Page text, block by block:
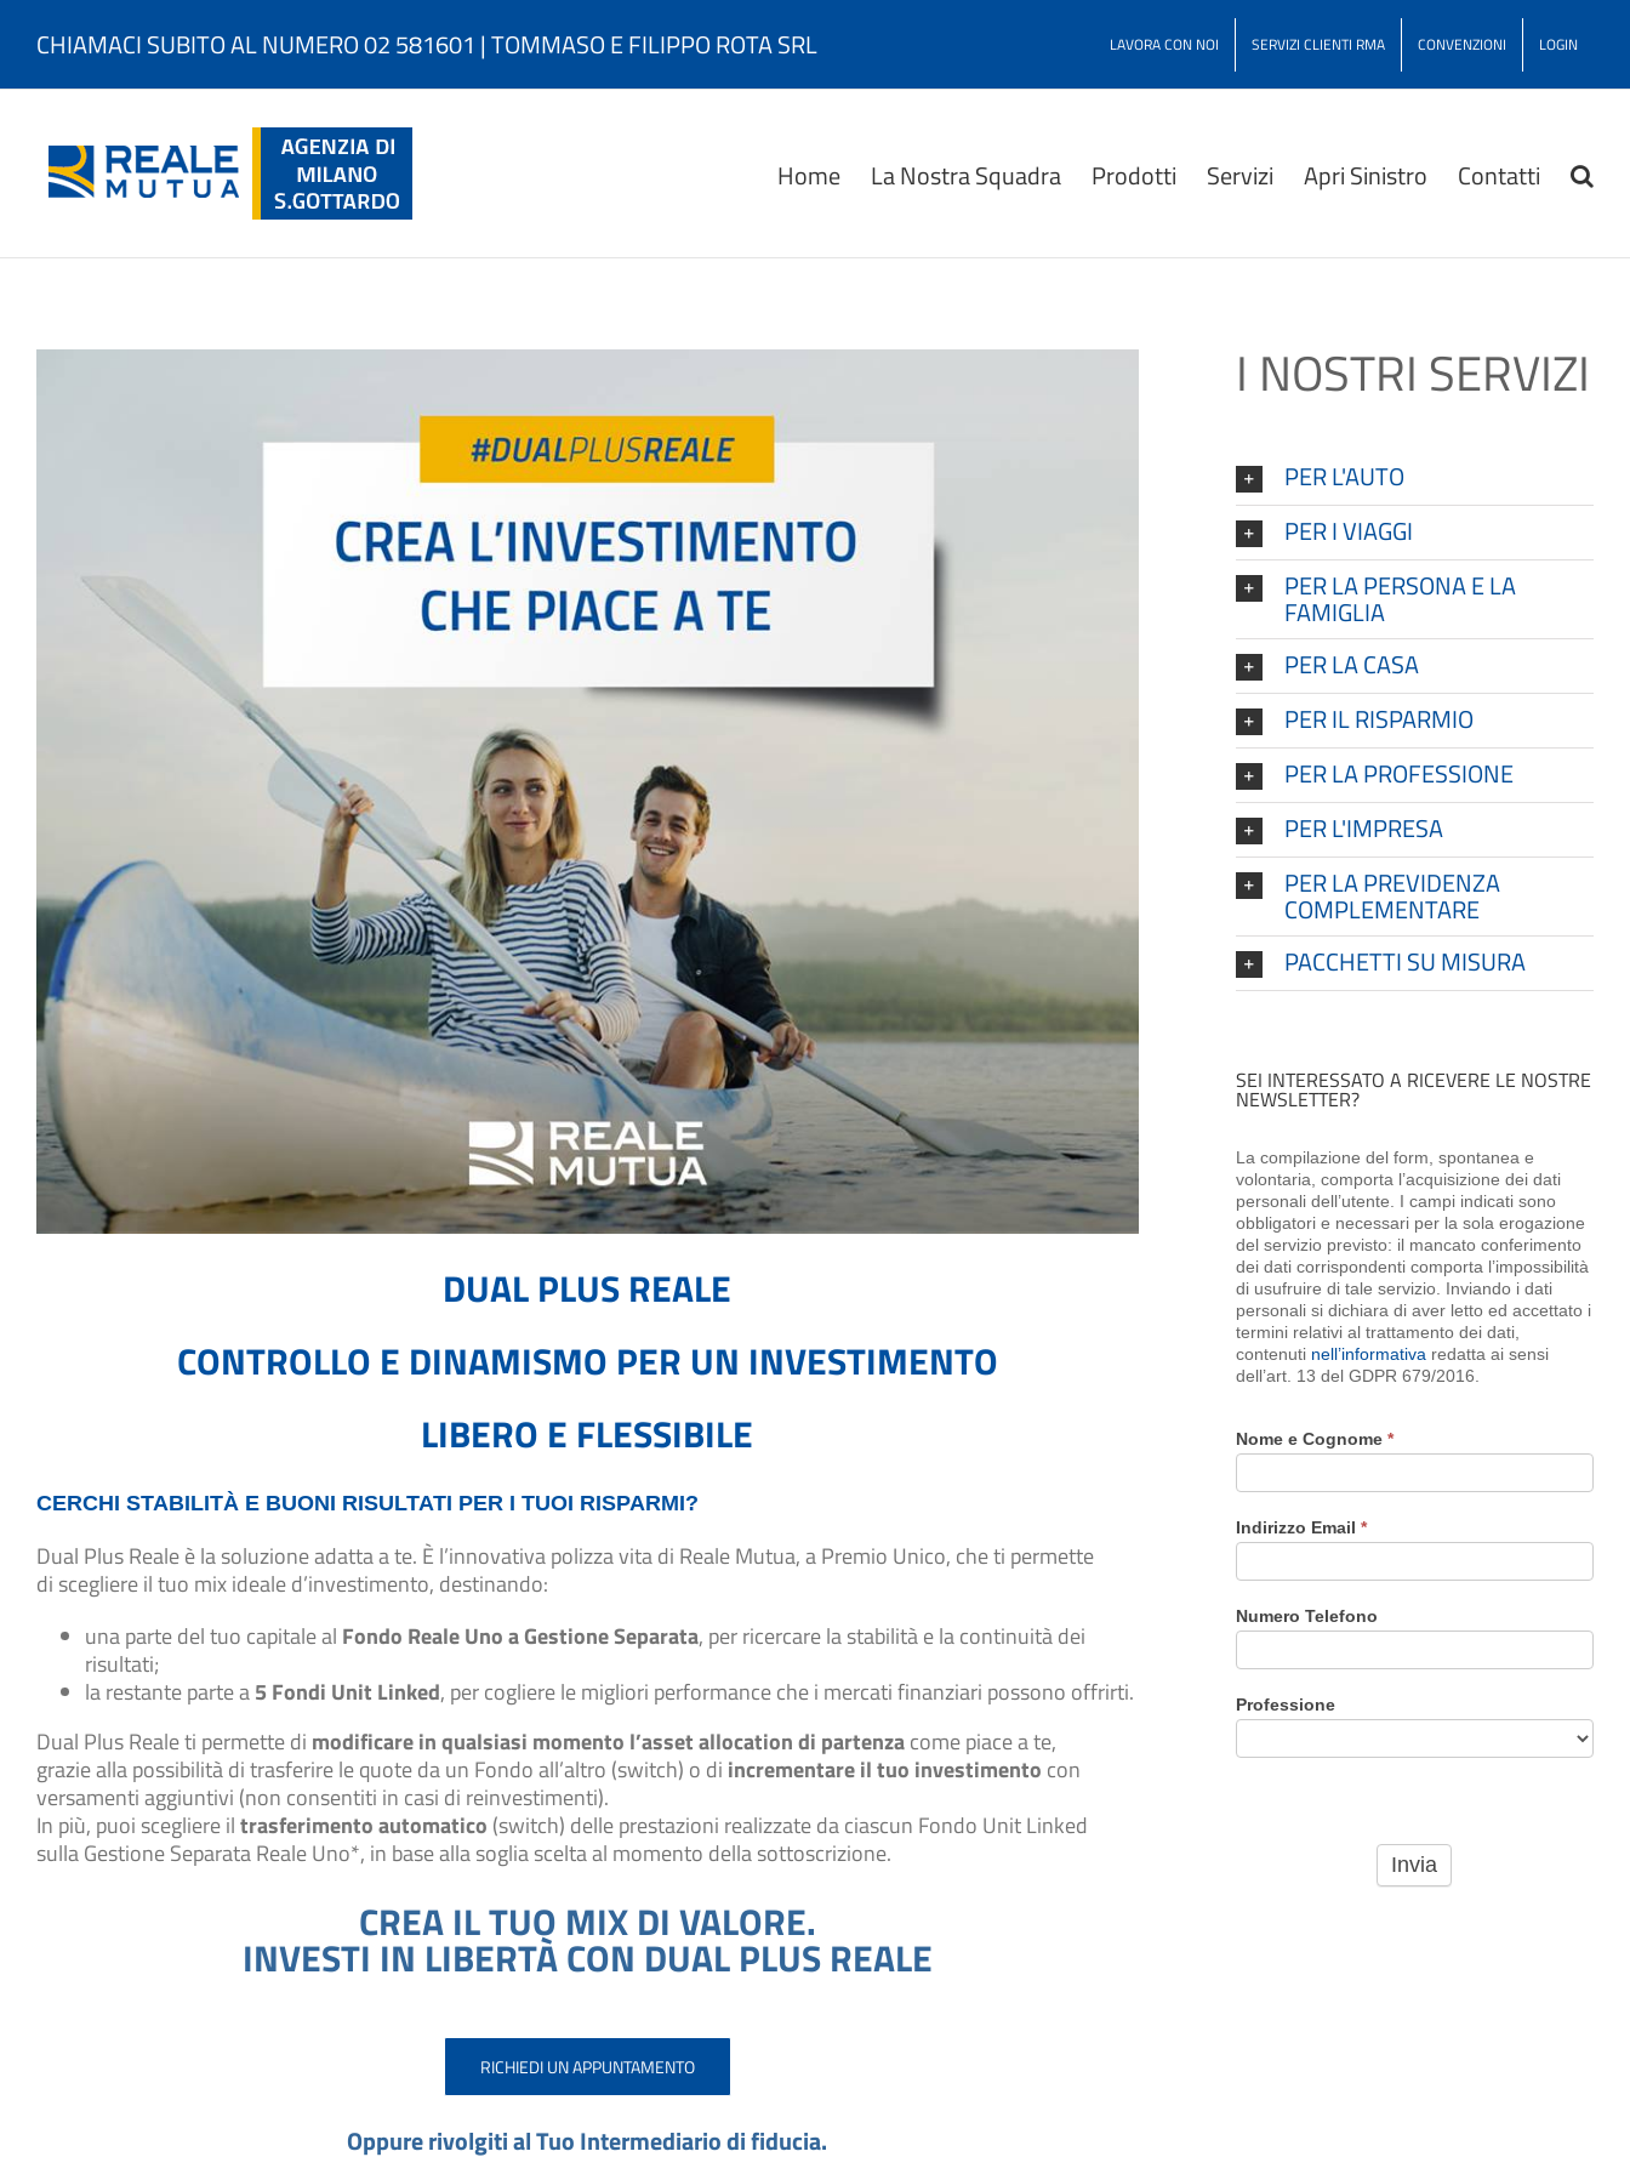
CHIAMACI SUBITO AL NUMERO 02 581601 | TOMMASO E FILIPPO ROTA SRL LAVORA CON NOI SERVIZI CLIENTI RMA CONVENZIONI LOGIN
Home La Nostra Squadra Prodotti Servizi Apri Sinistro Contatti
DUAL PLUS REALE
CONTROLLO E DINAMISMO PER UN INVESTIMENTO
LIBERO E FLESSIBILE
CERCHI STABILITÀ E BUONI RISULTATI PER I TUOI RISPARMI?
Dual Plus Reale è la soluzione adatta a te. È l’innovativa polizza vita di Reale Mutua, a Premio Unico, che ti permette
di scegliere il tuo mix ideale d’investimento, destinando:
una parte del tuo capitale al Fondo Reale Uno a Gestione Separata, per ricercare la stabilità e la continuità dei
risultati;
la restante parte a5 Fondi Unit Linked, per cogliere le migliori performance che i mercati finanziari possono offrirti.
Dual Plus Reale ti permette di modificare in qualsiasi momento l’asset allocation di partenzacome piace a te,
grazie alla possibilità di trasferire le quote da un Fondo all’altro (switch) o di incrementare il tuo investimento con
versamenti aggiuntivi (non consentiti in casi di reinvestimenti).
In più, puoi scegliere iltrasferimento automatico (switch) delle prestazioni realizzate da ciascun Fondo Unit Linked
sulla Gestione Separata Reale Uno*, in base alla soglia scelta al momento della sottoscrizione.
CREA IL TUO MIX DI VALORE.
INVESTI IN LIBERTÀ CON DUAL PLUS REALE
RICHIEDI UN APPUNTAMENTO
Oppure rivolgiti al Tuo Intermediario di fiducia.
I NOSTRI SERVIZI
PER L'AUTO
PER I VIAGGI
PER LA PERSONA E LA
FAMIGLIA
PER LA CASA
PER IL RISPARMIO
PER LA PROFESSIONE
PER L'IMPRESA
PER LA PREVIDENZA
COMPLEMENTARE
PACCHETTI SU MISURA
SEI INTERESSATO A RICEVERE LE NOSTRE
NEWSLETTER?
La compilazione del form, spontanea e
volontaria, comporta l’acquisizione dei dati
personali dell’utente. I campi indicati sono
obbligatori e necessari per la sola erogazione
del servizio previsto: il mancato conferimento
dei dati corrispondenti comporta l’impossibilità
di usufruire di tale servizio. Inviando i dati
personali si dichiara di aver letto ed accettato i
termini relativi al trattamento dei dati,
contenuti nell’informativaredatta ai sensi
dell’art. 13 del GDPR 679/2016.
Nome e Cognome *
Indirizzo Email *
Numero Telefono
Professione